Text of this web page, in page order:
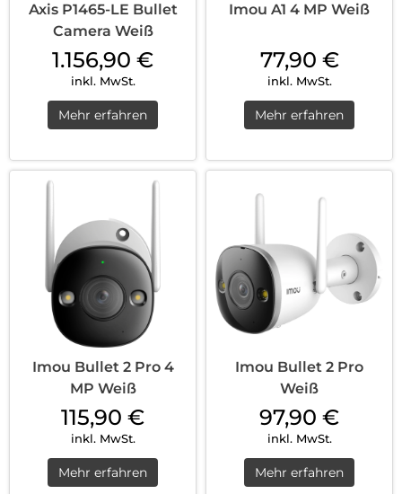
Axis P1465-LE Bullet
Camera Weiß
1.156,90 €
inkl. MwSt.
Mehr erfahren
Imou A1 4 MP Weiß
77,90 €
inkl. MwSt.
Mehr erfahren
Imou Bullet 2 Pro 4
MP Weiß
115,90 €
inkl. MwSt.
Mehr erfahren
Imou Bullet 2 Pro
Weiß
97,90 €
inkl. MwSt.
Mehr erfahren